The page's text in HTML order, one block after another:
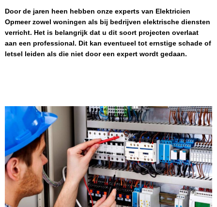
Door de jaren heen hebben onze experts van Elektricien
Opmeerzowel woningen als bij bedrijven elektrische diensten
verricht. Het is belangrijk dat u dit soort projecten overlaat
aan een professional. Dit kan eventueel tot ernstige schade of
letsel leiden als die niet door een expert wordt gedaan.